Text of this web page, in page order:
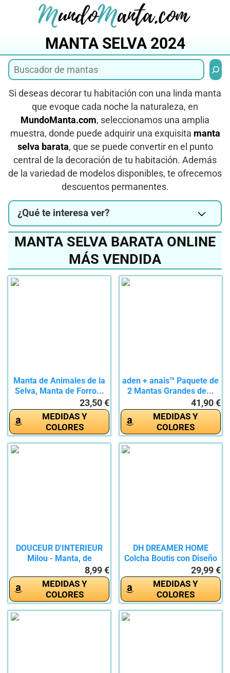
MANTA SELVA 2024
Si deseas decorar tu habitación con una linda manta
que evoque cada noche la naturaleza, en
MundoManta.com, seleccionamos una amplia
muestra, donde puede adquirir una exquisita manta
selva barata, que se puede convertir en el punto
central de la decoración de tu habitación. Además
de la variedad de modelos disponibles, te ofrecemos
descuentos permanentes.
¿Qué te interesa ver?
MANTA SELVA BARATA ONLINE
MÁS VENDIDA
Manta de Animales de la
Selva, Manta de Forro...
23,50 €
MEDIDAS Y
COLORES
aden + anais™ Paquete de
2 Mantas Grandes de...
41,90 €
MEDIDAS Y
COLORES
DOUCEUR D'INTERIEUR
Milou - Manta, de
8,99 €
MEDIDAS Y
COLORES
DH DREAMER HOME
Colcha Boutis con Diseño
29,99 €
MEDIDAS Y
COLORES